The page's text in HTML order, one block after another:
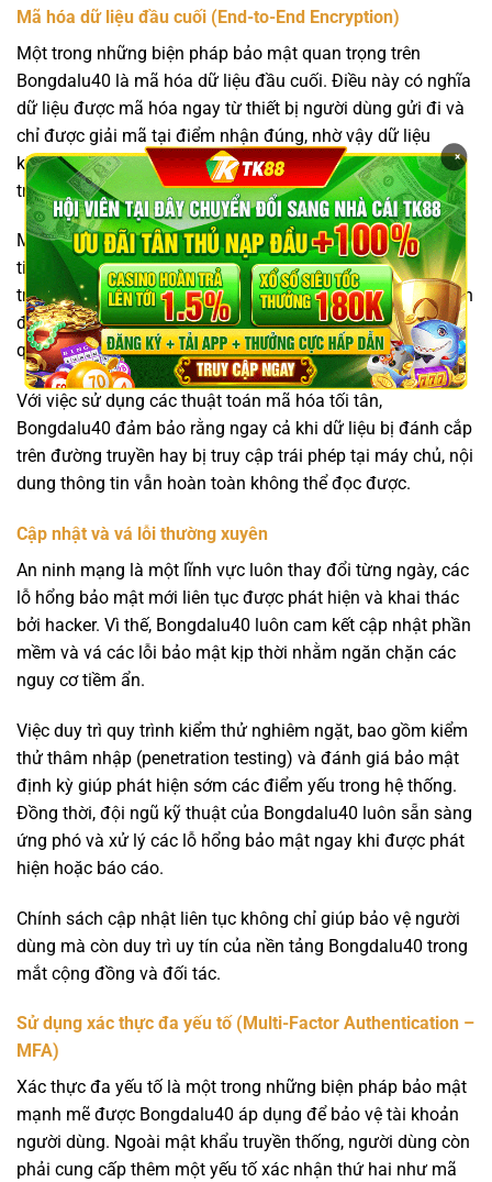
Mã hóa dữ liệu đầu cuối (End-to-End Encryption)
Một trong những biện pháp bảo mật quan trọng trên
Bongdalu40 là mã hóa dữ liệu đầu cuối. Điều này có nghĩa
dữ liệu được mã hóa ngay từ thiết bị người dùng gửi đi và
chỉ được giải mã tại điểm nhận đúng, nhờ vậy dữ liệu
không thể bị đọc trộm hoặc can thiệp trong quá trình
truyền tải.
Mã hóa đầu cuối góp phần làm giảm nguy cơ rò rỉ thông
tin, đặc biệt hiệu quả trong các giao dịch tài chính hoặc
trao đổi thông tin nhạy cảm. Đây là một tiêu chuẩn an ninh
đang được nhiều tổ chức lớn áp dụng nhằm đảm bảo
quyền riêng tư và bảo mật thông tin người dùng.
Với việc sử dụng các thuật toán mã hóa tối tân,
Bongdalu40 đảm bảo rằng ngay cả khi dữ liệu bị đánh cắp
trên đường truyền hay bị truy cập trái phép tại máy chủ, nội
dung thông tin vẫn hoàn toàn không thể đọc được.
Cập nhật và vá lỗi thường xuyên
An ninh mạng là một lĩnh vực luôn thay đổi từng ngày, các
lỗ hổng bảo mật mới liên tục được phát hiện và khai thác
bởi hacker. Vì thế, Bongdalu40 luôn cam kết cập nhật phần
mềm và vá các lỗi bảo mật kịp thời nhằm ngăn chặn các
nguy cơ tiềm ẩn.
Việc duy trì quy trình kiểm thử nghiêm ngặt, bao gồm kiểm
thử thâm nhập (penetration testing) và đánh giá bảo mật
định kỳ giúp phát hiện sớm các điểm yếu trong hệ thống.
Đồng thời, đội ngũ kỹ thuật của Bongdalu40 luôn sẵn sàng
ứng phó và xử lý các lỗ hổng bảo mật ngay khi được phát
hiện hoặc báo cáo.
Chính sách cập nhật liên tục không chỉ giúp bảo vệ người
dùng mà còn duy trì uy tín của nền tảng Bongdalu40 trong
mắt cộng đồng và đối tác.
Sử dụng xác thực đa yếu tố (Multi-Factor Authentication –
MFA)
Xác thực đa yếu tố là một trong những biện pháp bảo mật
mạnh mẽ được Bongdalu40 áp dụng để bảo vệ tài khoản
người dùng. Ngoài mật khẩu truyền thống, người dùng còn
phải cung cấp thêm một yếu tố xác nhận thứ hai như mã
×